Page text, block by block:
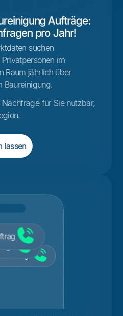
Aufträge:
pro Jahr!
suchen
im
Raum jährlich über
Baureinigung.
für Sie nutzbar,
lassen